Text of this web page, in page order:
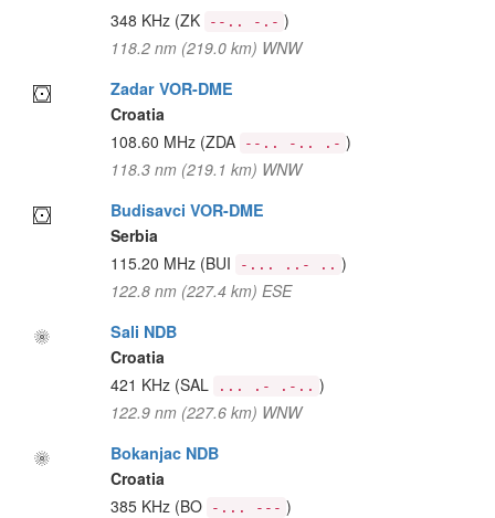
348 KHz (ZK --.. -.- )
118.2 nm (219.0 km) WNW
Zadar VOR-DME
Croatia
108.60 MHz (ZDA --.. -.. .- )
118.3 nm (219.1 km) WNW
Budisavci VOR-DME
Serbia
115.20 MHz (BUI -... ..- .. )
122.8 nm (227.4 km) ESE
Sali NDB
Croatia
421 KHz (SAL ... .- .-.. )
122.9 nm (227.6 km) WNW
Bokanjac NDB
Croatia
385 KHz (BO -... --- )